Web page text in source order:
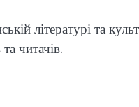
літературі та
читачів.